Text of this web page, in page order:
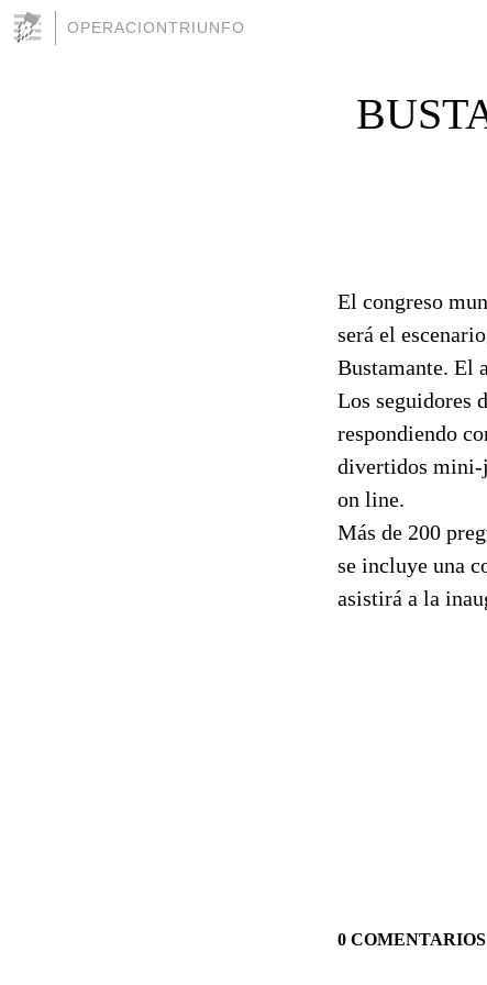
OPERACIONTRIUNFO
El congreso
será el
Bustamante. El
Los seguidores
respondiendo
divertidos mini-
on line.
Más de 200
se incluye una
asistirá a la
0 COMENTARIOS